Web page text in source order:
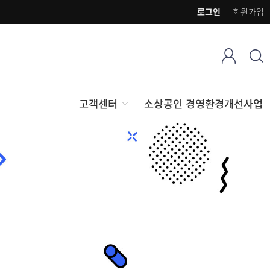
회원가입
로그인
고객센터 소상공인 경영환경개선사업